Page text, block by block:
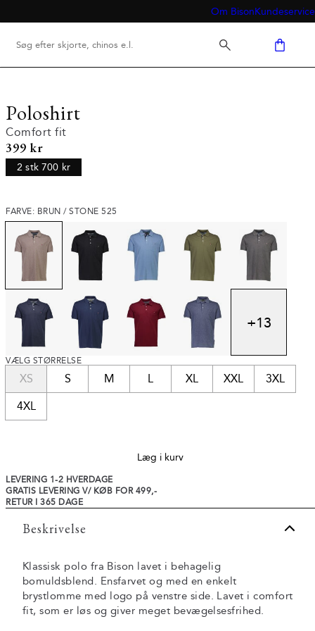
Om BisonKundeservice
Poloshirt
Comfort fit
I alt (inkl. rabat)
399 kr
2 stk 700 kr
FARVE: BRUN / STONE 525
+13
VÆLG STØRRELSE
XS S M L XL XXL 3XL
4XL
Læg i kurv
LEVERING 1-2 HVERDAGE
GRATIS LEVERING V/ KØB FOR 499,-
RETUR I 365 DAGE
Beskrivelse
Klassisk polo fra Bison lavet i behagelig
bomuldsblend. Ensfarvet og med en enkelt
brystlomme med logo på venstre side. Lavet i comfort
fit, som er løs og giver meget bevægelsesfrihed.